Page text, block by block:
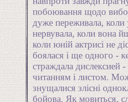
побоювання щодо
дуже переживала, коли
нервувала, коли вона
коли юній актрисі не
боялася і ще одного -
страждала дислексией
читанням і листом.
знущалися злісні
бойова. Як мовиться,